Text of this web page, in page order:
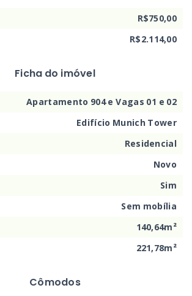
Cômodos
R$750,00
R$2.114,00
Ficha do imóvel
Apartamento 904 e Vagas 01 e 02
Edifício Munich Tower
Residencial
Novo
Sim
Sem mobília
140,64m²
221,78m²